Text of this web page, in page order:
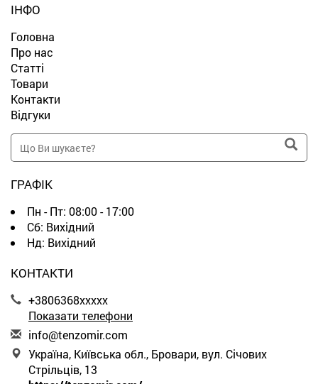
ІНФО
Головна
Про нас
Статті
Товари
Контакти
Відгуки
ГРАФІК
Пн - Пт: 08:00 - 17:00
Сб: Вихідний
Нд: Вихідний
КОНТАКТИ
+3806368xxxxx
Показати телефони
info@tenzomir.com
Україна, Київська обл., Бровари, вул. Січових
Стрільців, 13